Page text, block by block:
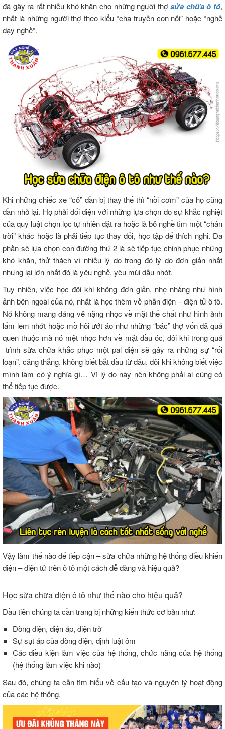
đã gây ra rất nhiều khó khăn cho những người thợsửa chữa ô tô,
nhất là những người thợ theo kiểu “cha truyền con nối” hoặc “nghề
dạy nghề”.
Khi những chiếc xe “cỏ” dần bị thay thế thì “nồi cơm” của họ cũng
dần nhỏ lại. Họ phải đối diện với những lựa chọn do sự khắc nghiệt
của quy luật chọn lọc tự nhiên đặt ra hoặc là bỏ nghề tìm một “chân
trời” khác hoặc là phải tiếp tục thay đổi, học tập để thích nghi. Đa
phần sẽ lựa chọn con đường thứ 2 là sẽ tiếp tục chinh phục những
khó khăn, thử thách vì nhiều lý do trong đó lý do đơn giản nhất
nhưng lại lớn nhất đó là yêu nghề, yêu mùi dầu nhớt.
Tuy nhiên, việc học đôi khi không đơn giản, nhẹ nhàng như hình
ảnh bên ngoài của nó, nhất là học thêm về phần điện – điện tử ô tô.
Nó không mang dáng vẻ nặng nhọc về mặt thể chất như hình ảnh
lấm lem nhớt hoặc mồ hôi ướt áo như những “bác” thợ vốn đã quá
quen thuộc mà nó mệt nhọc hơn về mặt đầu óc, đôi khi trong quá
trình sửa chữa khắc phục một pal điện sẽ gây ra những sự “rối
loạn”, căng thẳng, không biết bắt đầu từ đâu, đôi khi không biết việc
mình làm có ý nghĩa gì… Vì lý do này nên không phải ai cũng có
thể tiếp tục được.
Vậy làm thế nào để tiếp cận – sửa chữa những hệ thống điều khiển
điện – điện tử trên ô tô một cách dễ dàng và hiệu quả?
Học sửa chữa điện ô tô như thế nào cho hiệu quả?
Đầu tiên chúng ta cần trang bị những kiến thức cơ bản như:
Dòng điện, điện áp, điện trở
Sự sụt áp của dòng điện, định luật ôm
Các điều kiện làm việc của hệ thống, chức năng của hệ thống
(hệ thống làm việc khi nào)
Sau đó, chúng ta cần tìm hiểu về cấu tạo và nguyên lý hoạt động
của các hệ thống.